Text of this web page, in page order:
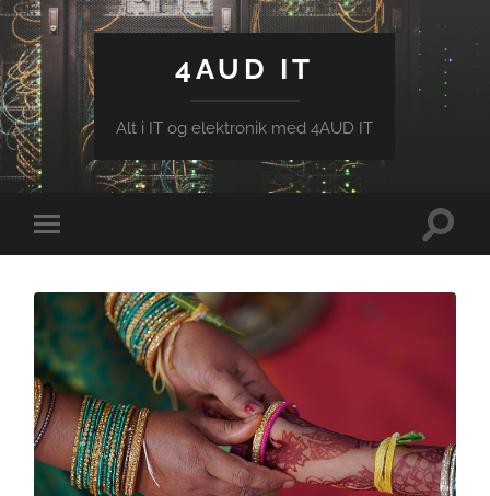
4AUD IT
Alt i IT og elektronik med 4AUD IT
Toggle
mobile
Toggle